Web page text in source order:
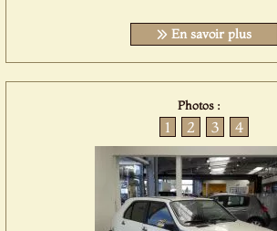
En savoir plus
Photos :
1 2 3 4